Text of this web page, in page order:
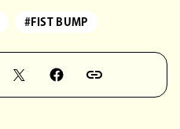
#FIST BUMP